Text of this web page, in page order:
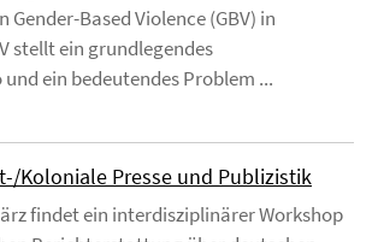
Gender-Based Violence (GBV) in
stellt ein grundlegendes
ein bedeutendes Problem ...
Koloniale Presse und Publizistik
findet ein interdisziplinärer Workshop